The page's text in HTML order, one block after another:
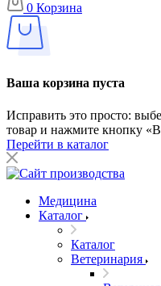
0 Корзина
Ваша корзина пуста
Исправить это просто:
товар и нажмите кнопку
Перейти в каталог
Медицина
Каталог
Каталог
Ветеринария